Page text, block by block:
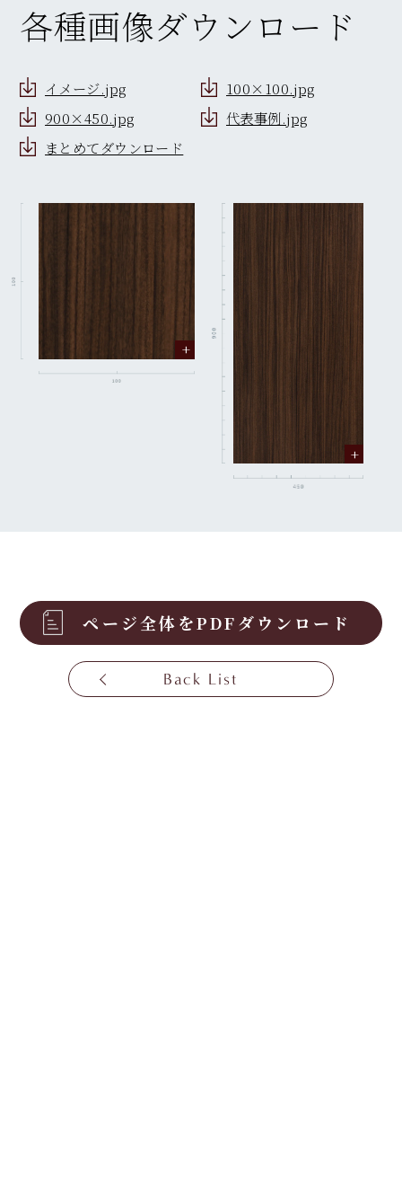
各種画像ダウンロード
イメージ.jpg
100×100.jpg
900×450.jpg
代表事例.jpg
まとめてダウンロード
ページ全体をPDFダウンロード
Back List